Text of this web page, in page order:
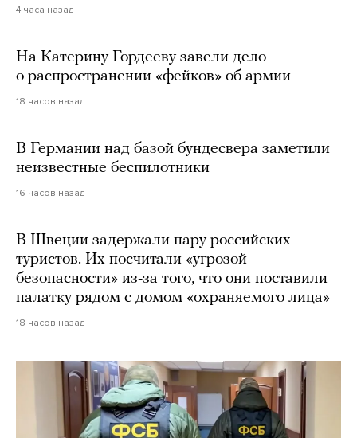
4 часа назад
На Катерину Гордееву завели дело
о распространении «фейков» об армии
18 часов назад
В Германии над базой бундесвера заметили
неизвестные беспилотники
16 часов назад
В Швеции задержали пару российских
туристов. Их посчитали «угрозой
безопасности» из-за того, что они поставили
палатку рядом с домом «охраняемого лица»
18 часов назад